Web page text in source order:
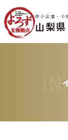
中小企業・小
山梨